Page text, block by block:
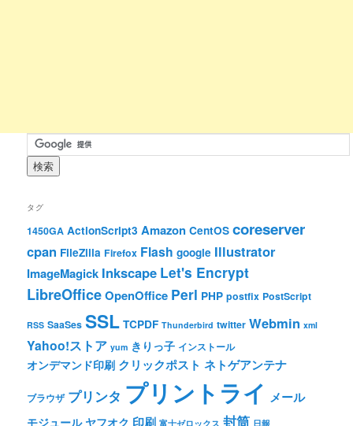
タグ
1450GA ActionScript3 Amazon CentOS coreserver
cpan FileZilla Firefox Flash google Illustrator
ImageMagick Inkscape Let's Encrypt
LibreOfficeOpenOffice Perl PHP postfix PostScript
RSS SaaSes SSL TCPDF Thunderbird twitter Webmin xml
Yahoo!ストア yum きりっ子 インストール
オンデマンド印刷 クリックポスト ネトゲアンテナ
ブラウザ プリンタ プリントライ メール
モジュール ヤフオク 印刷 富士ゼロックス 封筒 日報